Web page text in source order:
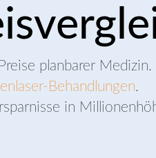
planbarer Medizin.
Behandlungen.
in